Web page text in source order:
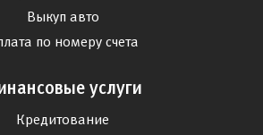
Выкуп авто
по номеру счета
услуги
Кредитование